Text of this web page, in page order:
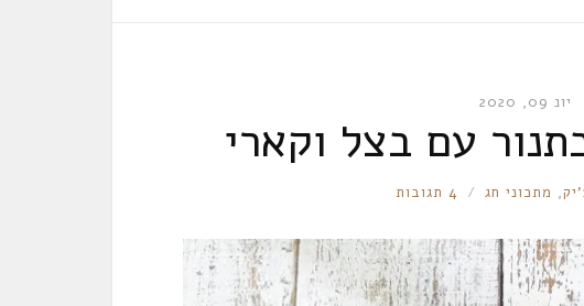
יונ 09, 2020
עם בצל וקארי
, מתכוני חג 4 תגובות